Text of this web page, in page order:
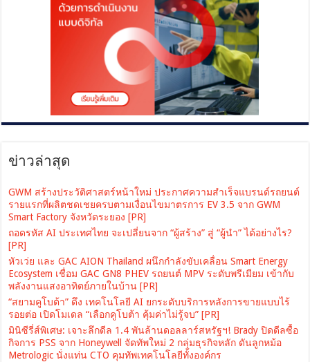
ข่าวล่าสุด
GWM สร้างประวัติศาสตร์หน้าใหม่ ประกาศความสำเร็จแบรนด์รถยนต์
รายแรกที่ผลิตชดเชยครบตามเงื่อนไขมาตรการ EV 3.5 จาก GWM
Smart Factory จังหวัดระยอง [PR]
ถอดรหัส AI ประเทศไทย จะเปลี่ยนจาก “ผู้สร้าง” สู่ “ผู้นำ” ได้อย่างไร?
[PR]
หัวเว่ย และ GAC AION Thailand ผนึกกำลังขับเคลื่อน Smart Energy
Ecosystem เชื่อม GAC GN8 PHEV รถยนต์ MPV ระดับพรีเมียม เข้ากับ
พลังงานแสงอาทิตย์ภายในบ้าน [PR]
“สยามคูโบต้า” ดึง เทคโนโลยี AI ยกระดับบริการหลังการขายแบบไร้
รอยต่อ เปิดโมเดล “เลือกคูโบต้า คุ้มค่าไม่รู้จบ” [PR]
มินิซีรี่ส์พิเศษ: เจาะลึกดีล 1.4 พันล้านดอลลาร์สหรัฐฯ! Brady ปิดดีลซื้อ
กิจการ PSS จาก Honeywell จัดทัพใหม่ 2 กลุ่มธุรกิจหลัก ดันลูกหม้อ
Metrologic นั่งแท่น CTO คุมทัพเทคโนโลยีทั้งองค์กร